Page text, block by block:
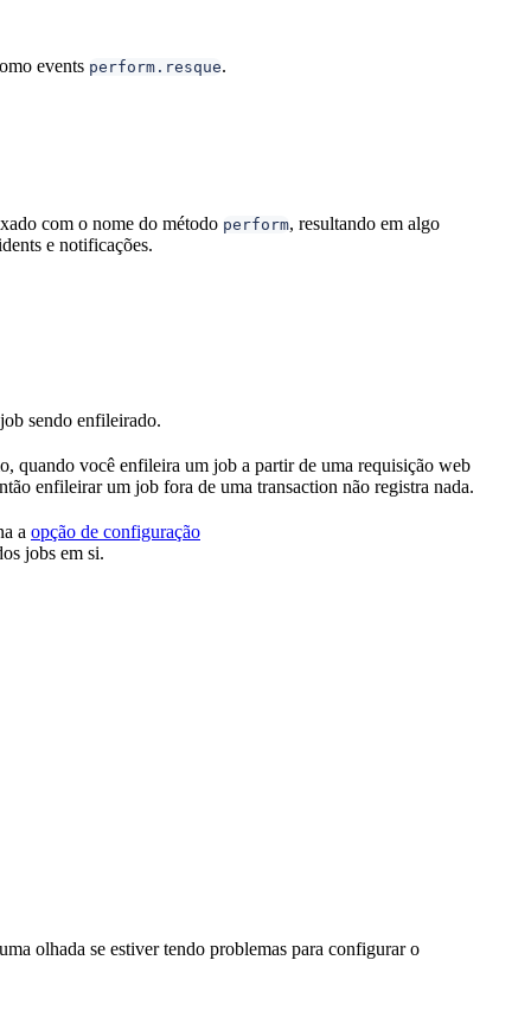
events perform.resque.
com o nome do método perform, resultando em algo
e notificações.
sendo enfileirado.
quando você enfileira um job a partir de uma requisição web
enfileirar um job fora de uma transaction não registra nada.
a opção de configuração
jobs em si.
olhada se estiver tendo problemas para configurar o